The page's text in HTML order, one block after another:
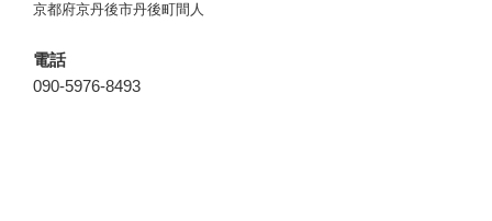
京都府京丹後市丹後町間人
電話
090-5976-8493